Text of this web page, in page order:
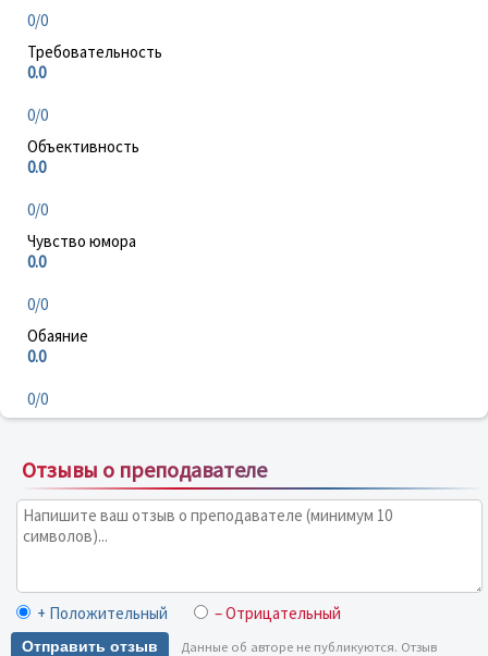
0/0
Требовательность
0.0
0/0
Объективность
0.0
0/0
Чувство юмора
0.0
0/0
Обаяние
0.0
0/0
Отзывы о преподавателе
+ Положительный – Отрицательный
Отправить отзыв
Данные об авторе не публикуются. Отзыв